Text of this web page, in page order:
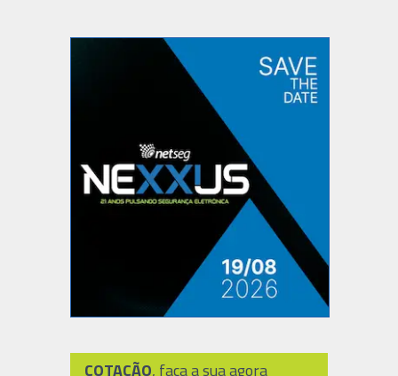
COTAÇÃO, faça a sua agora